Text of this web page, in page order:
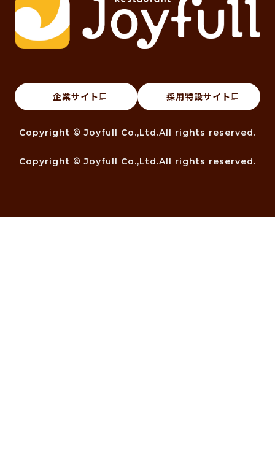
企業サイト 採用特設サイト
Copyright © Joyfull Co.,Ltd.All rights reserved.
Copyright © Joyfull Co.,Ltd.All rights reserved.